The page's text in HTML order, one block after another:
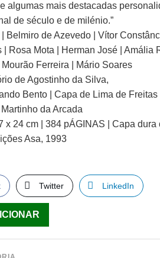
algumas mais destacadas
de século e de milénio.”
| Belmiro de Azevedo | Vítor
| Rosa Mota | Herman José | Amália
Ferreira | Mário Soares
de Agostinho da Silva,
Bento | Capa de Lima de Freitas
da Arcada
x 24 cm | 384 pÁGINAS | Capa dura
Asa, 1993
Twitter LinkedIn